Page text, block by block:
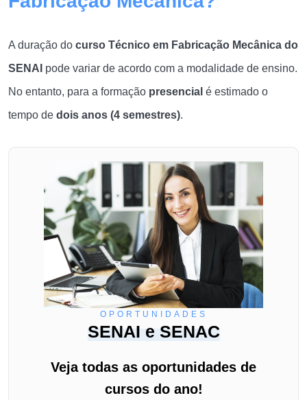
A duração do curso Técnico em Fabricação Mecânica do
SENAI pode variar de acordo com a modalidade de ensino.
No entanto, para a formação presencial é estimado o
tempo de dois anos (4 semestres).
OPORTUNIDADES
SENAI e SENAC
Veja todas as oportunidades de
cursos do ano!